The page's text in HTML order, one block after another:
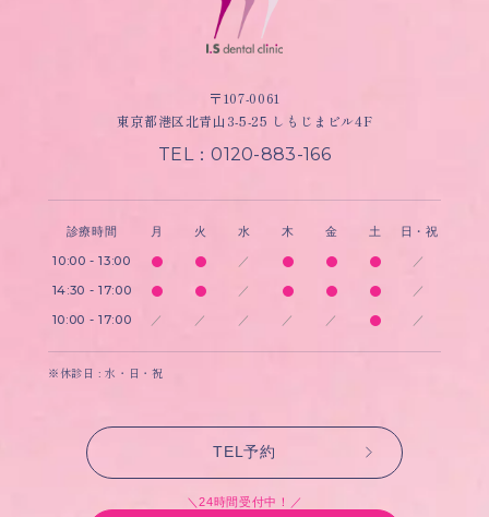
〒107-0061
東京都港区北青山3-5-25 しもじまビル4F
TEL：0120-883-166
診療時間 月 火 水 木 金 土 日・祝
10:00 - 13:00 ／ ／
14:30 - 17:00 ／ ／
10:00 - 17:00 ／ ／ ／ ／ ／ ／
※休診日 : 水・日・祝
TEL予約
＼24時間受付中！／